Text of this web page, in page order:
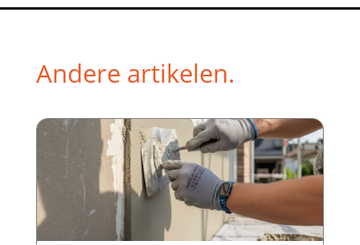
Andere artikelen.